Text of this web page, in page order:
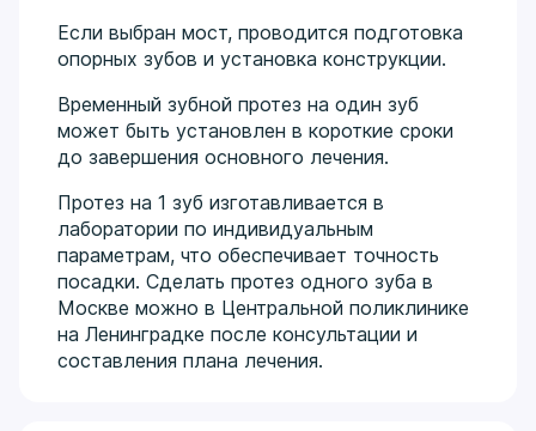
Если выбран мост, проводится подготовка
опорных зубов и установка конструкции.
Временный зубной протез на один зуб
может быть установлен в короткие сроки
до завершения основного лечения.
Протез на 1 зуб изготавливается в
лаборатории по индивидуальным
параметрам, что обеспечивает точность
посадки. Сделать протез одного зуба в
Москве можно в Центральной поликлинике
на Ленинградке после консультации и
составления плана лечения.